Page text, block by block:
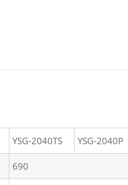
YSG-2040TS YSG-2040P
690